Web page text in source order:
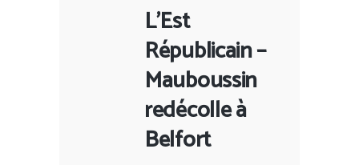
L’Est
Républicain –
Mauboussin
redécolle à
Belfort